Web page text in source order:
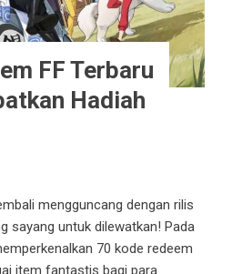
FF Terbaru
Hadiah
mengguncang dengan rilis
sayang untuk dilewatkan! Pada
70 kode redeem
item fantastis bagi para